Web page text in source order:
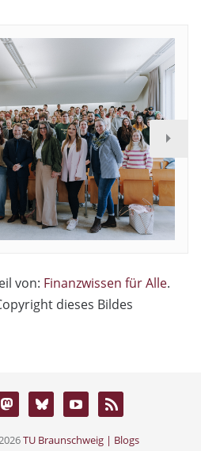
von: Finanzwissen für Alle.
dieses Bildes
TU Braunschweig | Blogs